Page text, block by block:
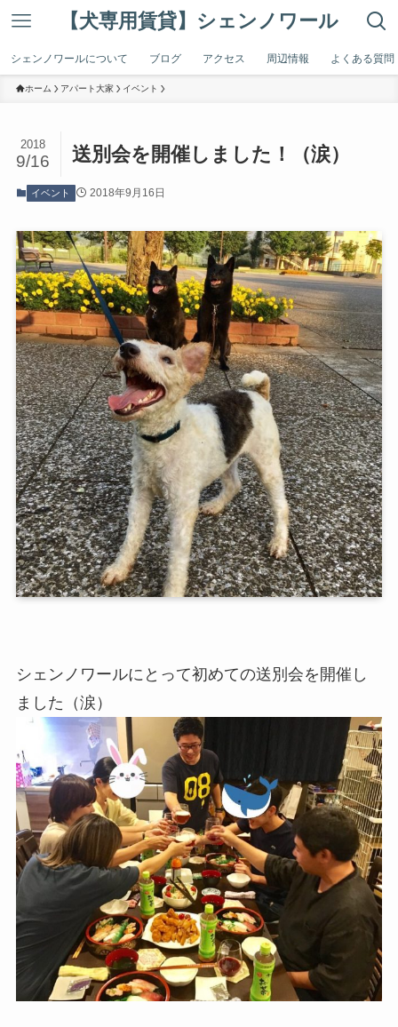
【犬専用賃貸】シェンノワール
シェンノワールについて ブログ アクセス 周辺情報 よくある質問
ホーム アパート大家 イベント
送別会を開催しました！（涙）
2018
9/16
イベント 2018年9月16日
シェンノワールにとって初めての送別会を開催し
ました（涙）